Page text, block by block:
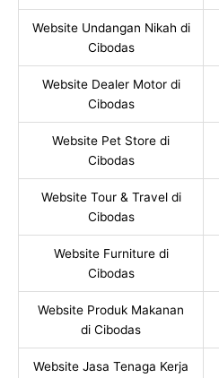
Website Undangan Nikah di
Cibodas
Website Dealer Motor di
Cibodas
Website Pet Store di
Cibodas
Website Tour & Travel di
Cibodas
Website Furniture di
Cibodas
Website Produk Makanan
di Cibodas
Website Jasa Tenaga Kerja